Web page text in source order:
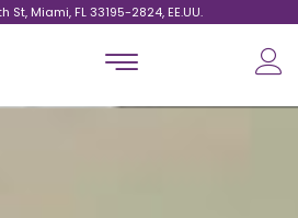
St, Miami, FL 33195-2824, EE.UU.